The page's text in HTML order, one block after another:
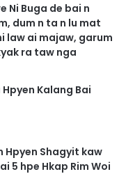
Ni Buga de bai n
dum n ta n lu mat
law ai majaw, garum
ra taw nga
Kalang Bai
Hpyen Shagyit kaw
5 hpe Hkap Rim Woi